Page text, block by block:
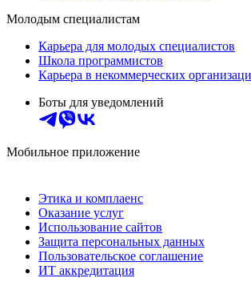
Молодым специалистам
Карьера для молодых специалистов
Школа программистов
Карьера в некоммерческих
Боты для уведомлений
Мобильное приложение
Этика и комплаенс
Оказание услуг
Использование сайтов
Защита персональных данных
Пользовательское соглашение
ИТ аккредитация